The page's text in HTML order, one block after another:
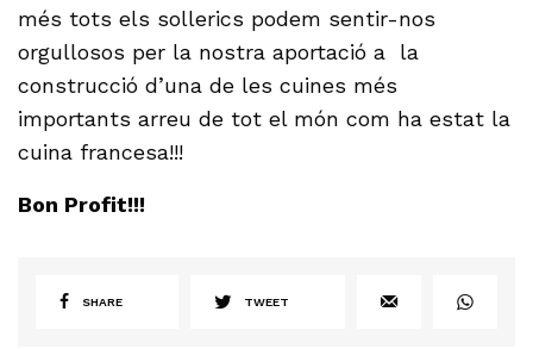
més tots els sollerics podem sentir-nos
orgullosos per la nostra aportació a la
construcció d’una de les cuines més
importants arreu de tot el món com ha estat la
cuina francesa!!!
Bon Profit!!!
SHARE TWEET